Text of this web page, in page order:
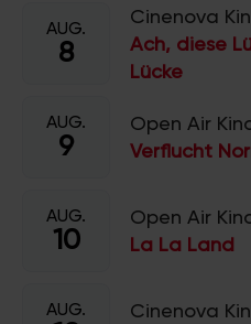
AUG.
8
Cinenova
Ach, diese
Lücke
AUG.
9
Open Air
Verflucht
AUG.
10
Open Air
La La Land
AUG.
Cinenova